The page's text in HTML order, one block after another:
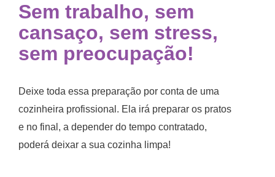
Sem trabalho, sem
cansaço, sem stress,
sem preocupação!
Deixe toda essa preparação por conta de uma
cozinheira profissional. Ela irá preparar os pratos
e no final, a depender do tempo contratado,
poderá deixar a sua cozinha limpa!